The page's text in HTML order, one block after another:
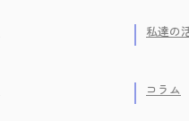
私達の
コラム